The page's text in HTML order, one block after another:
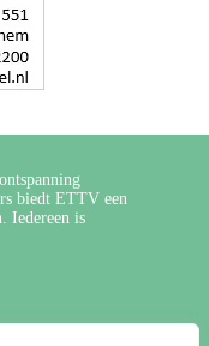
biedt ETTV een
Iedereen is